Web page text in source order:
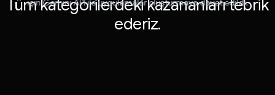
Tüm kategorilerdeki kazananları tebrik
ederiz.
için Gemini API ile uygulamalar oluşturmaya davet edildi.